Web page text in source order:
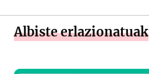
Albiste erlazionatuak